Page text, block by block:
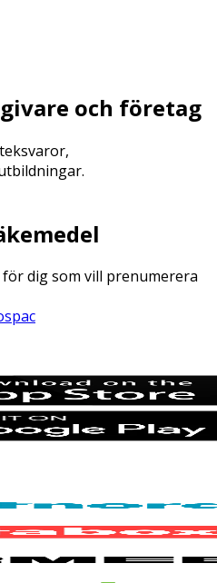
och företag
dig som vill prenumerera